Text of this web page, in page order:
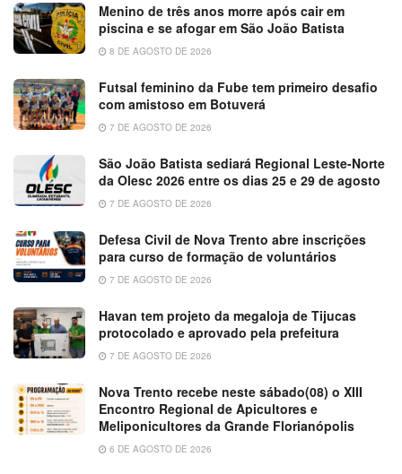
Menino de três anos morre após cair em
piscina e se afogar em São João Batista
8 DE AGOSTO DE 2026
Futsal feminino da Fube tem primeiro desafio
com amistoso em Botuverá
7 DE AGOSTO DE 2026
São João Batista sediará Regional Leste-Norte
da Olesc 2026 entre os dias 25 e 29 de agosto
7 DE AGOSTO DE 2026
Defesa Civil de Nova Trento abre inscrições
para curso de formação de voluntários
7 DE AGOSTO DE 2026
Havan tem projeto da megaloja de Tijucas
protocolado e aprovado pela prefeitura
7 DE AGOSTO DE 2026
Nova Trento recebe neste sábado(08) o XIII
Encontro Regional de Apicultores e
Meliponicultores da Grande Florianópolis
6 DE AGOSTO DE 2026